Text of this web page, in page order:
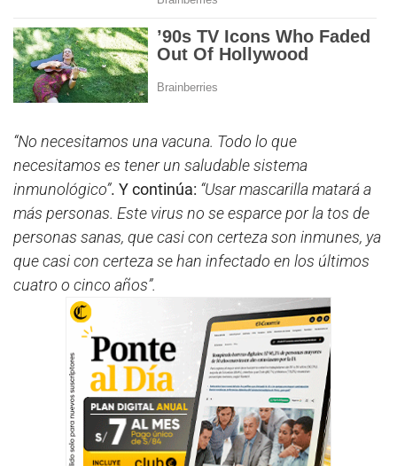
“No necesitamos una vacuna. Todo lo que
necesitamos es tener un saludable sistema
inmunológico”. Y continúa: “Usar mascarilla matará a
más personas. Este virus no se esparce por la tos de
personas sanas, que casi con certeza son inmunes, ya
que casi con certeza se han infectado en los últimos
cuatro o cinco años”.